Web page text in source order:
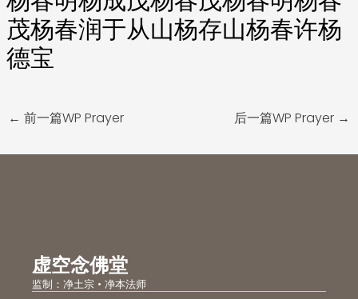
茂杨春润于从山杨存山杨春许杨
德宝
← 前一篇WP Prayer 后一篇WP Prayer →
虚空念佛堂
监制：净土宗 • 净本法师